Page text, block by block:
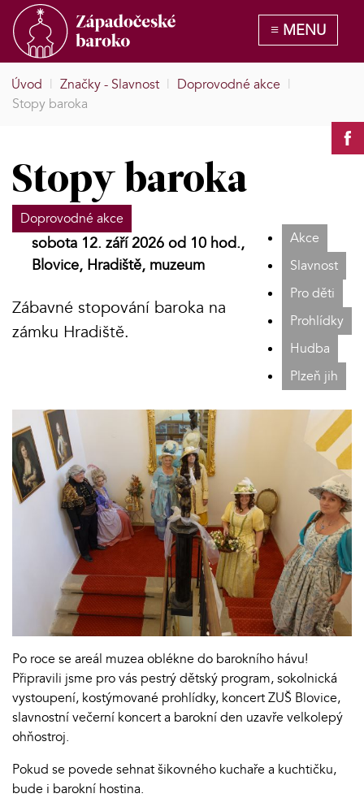
Úvod | Značky - Slavnost | Doprovodné akce |
Stopy baroka
Stopy baroka
Doprovodné akce
Akce
Slavnost
Pro děti
Prohlídky
Hudba
Plzeň jih
sobota 12. září 2026 od 10 hod.,
Blovice, Hradiště, muzeum
Zábavné stopování baroka na
zámku Hradiště.
Po roce se areál muzea oblékne do barokního hávu!
Připravili jsme pro vás pestrý dětský program, sokolnická
vystoupení, kostýmované prohlídky, koncert ZUŠ Blovice,
slavnostní večerní koncert a barokní den uzavře velkolepý
ohňostroj.
Pokud se povede sehnat šikovného kuchaře a kuchtičku,
bude i barokní hostina.